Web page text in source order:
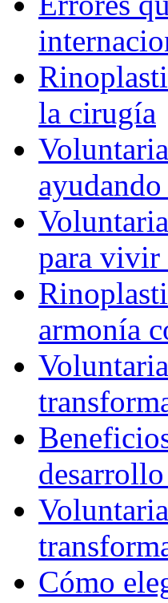
la cirugía
para vivir
armonía
Cómo